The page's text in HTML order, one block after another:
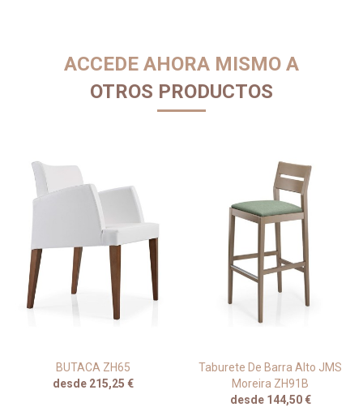
ACCEDE AHORA MISMO A
OTROS PRODUCTOS
BUTACA ZH65
desde 215,25 €
Taburete De Barra Alto JMS
Moreira ZH91B
desde 144,50 €